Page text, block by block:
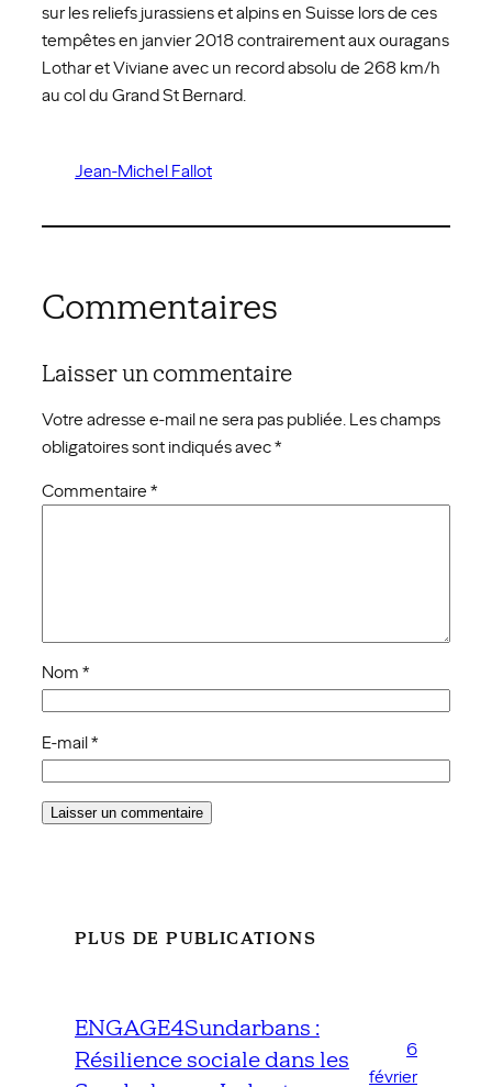
sur les reliefs jurassiens et alpins en Suisse lors de ces
tempêtes en janvier 2018 contrairement aux ouragans
Lothar et Viviane avec un record absolu de 268 km/h
au col du Grand St Bernard.
Jean-Michel Fallot
Commentaires
Laisser un commentaire
Votre adresse e-mail ne sera pas publiée. Les champs
obligatoires sont indiqués avec*
Commentaire *
Nom *
E-mail*
PLUS DE PUBLICATIONS
ENGAGE4Sundarbans :
Résilience sociale dans les
6
février